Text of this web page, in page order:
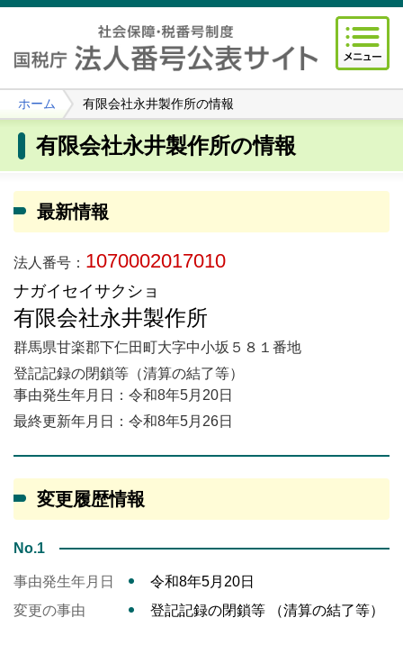
ホーム 有限会社永井製作所の情報
有限会社永井製作所の情報
最新情報
法人番号： 1070002017010
ナガイセイサクショ
有限会社永井製作所
群馬県甘楽郡下仁田町大字中小坂５８１番地
登記記録の閉鎖等（清算の結了等）
事由発生年月日：令和8年5月20日
最終更新年月日：令和8年5月26日
変更履歴情報
No.1
事由発生年月日
令和8年5月20日
変更の事由
登記記録の閉鎖等 （清算の結了等）